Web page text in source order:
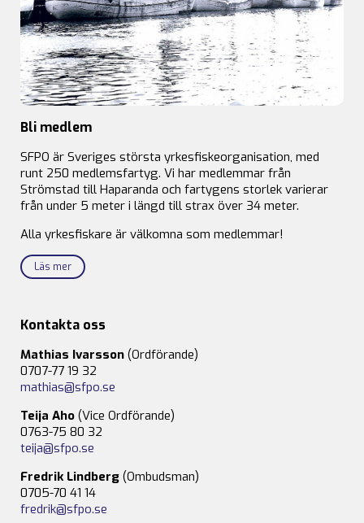
Bli medlem
SFPO är Sveriges största yrkesfiskeorganisation, med
runt 250 medlemsfartyg. Vi har medlemmar från
Strömstad till Haparanda och fartygens storlek varierar
från under 5 meter i längd till strax över 34 meter.
Alla yrkesfiskare är välkomna som medlemmar!
Läs mer
Kontakta oss
Mathias Ivarsson (Ordförande)
0707-77 19 32
mathias@sfpo.se
Teija Aho (Vice Ordförande)
0763-75 80 32
teija@sfpo.se
Fredrik Lindberg (Ombudsman)
0705-70 41 14
fredrik@sfpo.se